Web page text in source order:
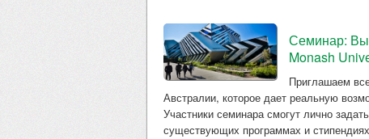
Семинар:
Monash
Приглашаем
Австралии, которое дает реальную
Участники семинара смогут лично
существующих программах и